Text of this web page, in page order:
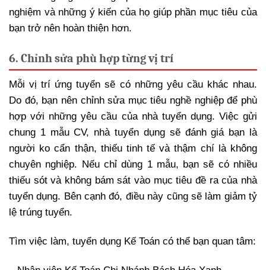
nghiệm và những ý kiến của họ giúp phần mục tiêu của
bạn trở nên hoàn thiện hơn.
6. Chỉnh sửa phù hợp từng vị trí
Mỗi vị trí ứng tuyển sẽ có những yêu cầu khác nhau.
Do đó, bạn nên chỉnh sửa mục tiêu nghề nghiệp để phù
hợp với những yêu cầu của nhà tuyển dụng. Việc gửi
chung 1 mẫu CV, nhà tuyển dụng sẽ đánh giá bạn là
người ko cẩn thận, thiếu tinh tế và thậm chí là không
chuyên nghiệp. Nếu chỉ dùng 1 mẫu, bạn sẽ có nhiều
thiếu sót và không bám sát vào mục tiêu đề ra của nhà
tuyển dụng. Bên cạnh đó, điều này cũng sẽ làm giảm tỷ
lệ trúng tuyển.
Tìm việc làm, tuyển dụng Kế Toán có thể bạn quan tâm: